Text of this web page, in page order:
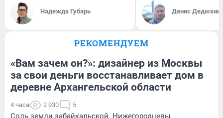
Надежда Губарь Денис Дедюхин
РЕКОМЕНДУЕМ
«Вам зачем он?»: дизайнер из Москвы
за свои деньги восстанавливает дом в
деревне Архангельской области
4 часа 2 930 5
Соль земли забайкальской. Нижегородцевы